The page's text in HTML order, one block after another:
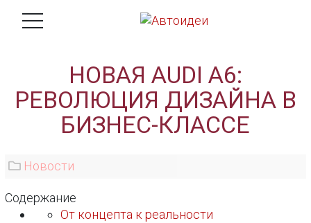
НОВАЯ AUDI A6:
РЕВОЛЮЦИЯ ДИЗАЙНА В
БИЗНЕС-КЛАССЕ
Новости
Содержание
От концепта к реальности